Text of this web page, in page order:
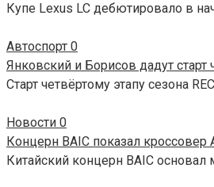
Купе Lexus LC дебютировало в
Автоспорт 0
Янковский и Борисов дадут старт
Старт четвёртому этапу сезона
Новости 0
Концерн BAIC показал кроссовер
Китайский концерн BAIC